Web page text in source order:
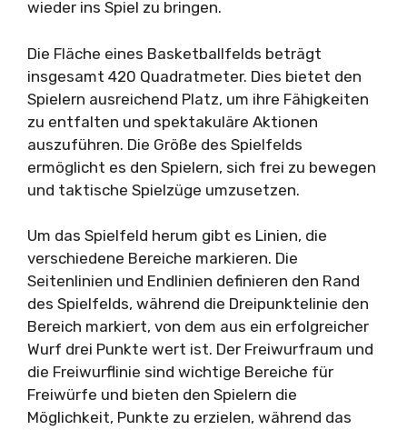
wieder ins Spiel zu bringen.
Die Fläche eines Basketballfelds beträgt
insgesamt 420 Quadratmeter. Dies bietet den
Spielern ausreichend Platz, um ihre Fähigkeiten
zu entfalten und spektakuläre Aktionen
auszuführen. Die Größe des Spielfelds
ermöglicht es den Spielern, sich frei zu bewegen
und taktische Spielzüge umzusetzen.
Um das Spielfeld herum gibt es Linien, die
verschiedene Bereiche markieren. Die
Seitenlinien und Endlinien definieren den Rand
des Spielfelds, während die Dreipunktelinie den
Bereich markiert, von dem aus ein erfolgreicher
Wurf drei Punkte wert ist. Der Freiwurfraum und
die Freiwurflinie sind wichtige Bereiche für
Freiwürfe und bieten den Spielern die
Möglichkeit, Punkte zu erzielen, während das